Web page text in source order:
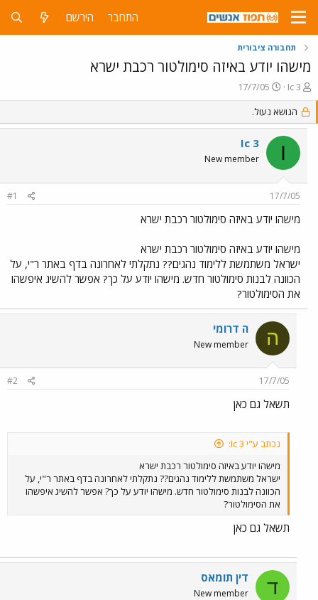
התחבר הירשם
תחבורה ציבורית
מישהו יודע באיזה סימולטור רכבת ישרא
פ
ו
ת
ח
נ
Ic 3
פ
ו
ר
ס
ב
ת
ך
17/7/05
הנושא נעול.
I
Ic 3
New member
17/7/05
#1
מישהו יודע באיזה סימולטור רכבת ישרא
מישהו יודע באיזה סימולטור רכבת ישרא
ישראל משתמשת ללימוד נהגים?? נתקלתי לאחרונה בדף באתר ר"י, על
הכוונה לבנות סימולטור חדש. מישהו יודע על כך? אפשר להשיג איפשהו
את הסימולטור?
ה ה דרומי
New member
17/7/05
#2
תשאל גם כאן
נכתב ע"י Ic 3:
מישהו יודע באיזה סימולטור רכבת ישרא
ישראל משתמשת ללימוד נהגים?? נתקלתי לאחרונה בדף באתר ר"י, על
הכוונה לבנות סימולטור חדש. מישהו יודע על כך? אפשר להשיג איפשהו
את הסימולטור?
תשאל גם כאן
ד דין תומאס
New member